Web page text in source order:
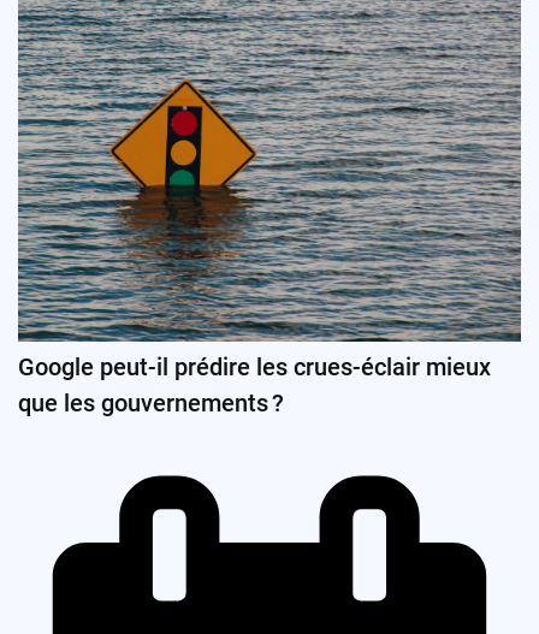
Google peut-il prédire les crues-éclair mieux
que les gouvernements ?